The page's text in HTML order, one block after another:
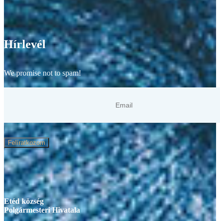
Hírlevél
We promise not to spam!
Felíratkozom
Etéd község
Polgármesteri Hivatala